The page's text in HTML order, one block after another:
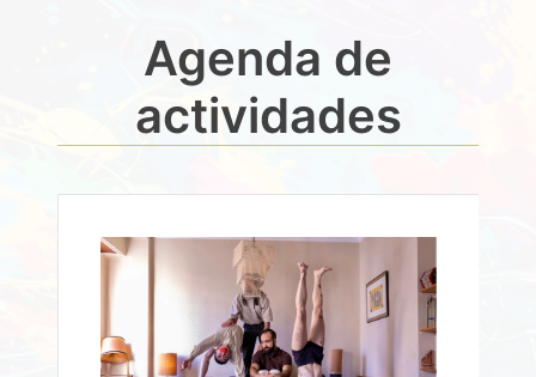
Agenda de
actividades